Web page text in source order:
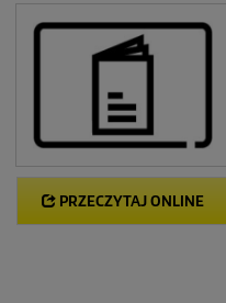
PRZECZYTAJ ONLINE